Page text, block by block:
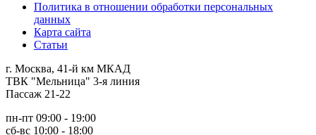
Политика в отношении обработки персональных
данных
Карта сайта
Статьи
г. Москва, 41-й км МКАД
ТВК "Мельница" 3-я линия
Пассаж 21-22
пн-пт 09:00 - 19:00
сб-вс 10:00 - 18:00